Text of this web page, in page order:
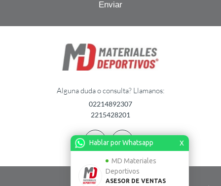
Hablar por Whatsapp X
MD Materiales
Deportivos
ASESOR DE VENTAS
Alguna duda o consulta? Llamanos:
02214892307
2215428201